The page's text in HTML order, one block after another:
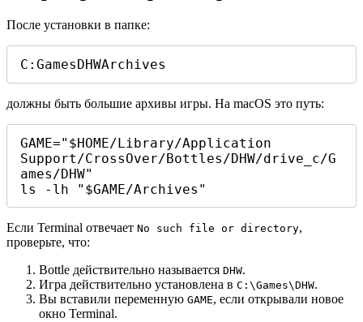
После установки в папке:
C:GamesDHWArchives
должны быть большие архивы игры. На macOS это путь:
GAME="$HOME/Library/Application
Support/CrossOver/Bottles/DHW/drive_c/G
ames/DHW"
ls -lh "$GAME/Archives"
Если Terminal отвечает No such file or directory,
проверьте, что:
Bottle действительно называется DHW.
Игра действительно установлена в C:\Games\DHW.
Вы вставили переменную GAME, если открывали новое
окно Terminal.